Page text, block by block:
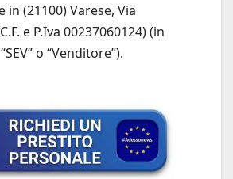
in (21100) Varese, Via
e P.Iva 00237060124) (in
o “Venditore”).